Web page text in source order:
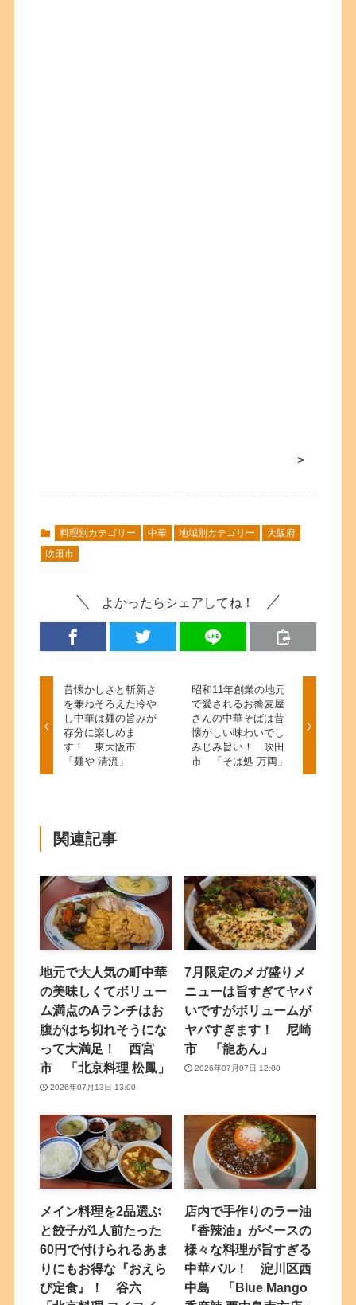
>
料理別カテゴリー 中華 地域別カテゴリー
大阪府
吹田市
よかったらシェアしてね！
昔懐かしさと斬新さ
を兼ねそろえた冷や
し中華は麺の旨みが
存分に楽しめま
す！ 東大阪市
「麺や 清流」
昭和11年創業の地元
で愛されるお蕎麦屋
さんの中華そばは昔
懐かしい味わいでし
みじみ旨い！ 吹田
市 「そば処 万両」
関連記事
地元で大人気の町中華
の美味しくてボリュー
ム満点のAランチはお
腹がはち切れそうにな
って大満足！ 西宮
市 「北京料理 松鳳」
2026年07月13日 13:00
7月限定のメガ盛りメ
ニューは旨すぎてヤバ
いですがボリュームが
ヤバすぎます！ 尼崎
市 「龍あん」
2026年07月07日 12:00
メイン料理を2品選ぶ
と餃子が1人前たった
60円で付けられるあま
りにもお得な『おえら
び定食』！ 谷六
店内で手作りのラー油
『香辣油』がベースの
様々な料理が旨すぎる
中華バル！ 淀川区西
中島 「Blue Mango